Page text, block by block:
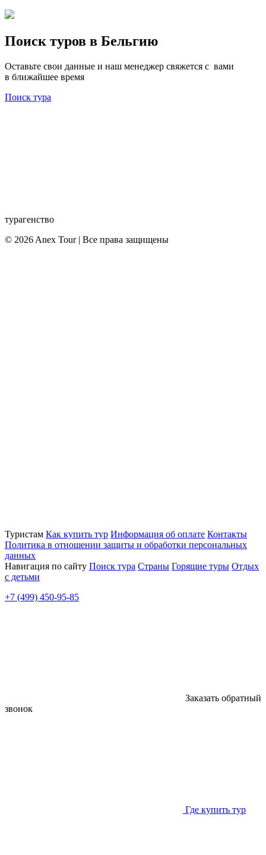
Поиск туров в Бельгию
Оставьте свои данные и наш менеджер свяжется с вами
в ближайшее время
Поиск тура
турагенство
© 2026 Anex Tour | Все права защищены
Туристам Как купить тур Информация об оплате Контакты
Политика в отношении защиты и обработки персональных
данных
Навигация по сайту Поиск тура Страны Горящие туры Отдых
с детьми
+7 (499) 450-95-85
Заказать обратный
звонок
Где купить тур